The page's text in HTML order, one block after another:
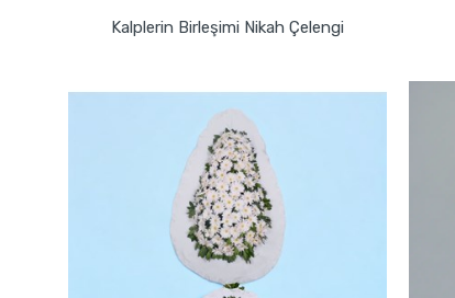
Kalplerin Birleşimi Nikah Çelengi